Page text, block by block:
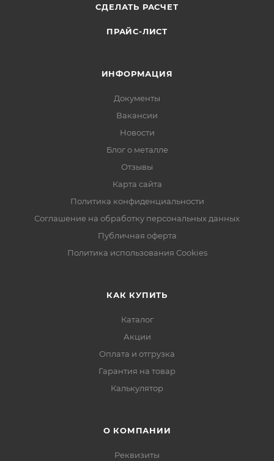
СДЕЛАТЬ РАСЧЕТ
ПРАЙС-ЛИСТ
ИНФОРМАЦИЯ
Документы
Вакансии
Новости
Блог о металле
Отзывы
Карта сайта
Политика конфиденциальности
Соглашение на обработку персональных данных
Публичная оферта
Политика использования Cookies
КАК КУПИТЬ
Каталог
Акции
Оплата и отгрузка
Гарантия на товар
Калькулятор
О КОМПАНИИ
Реквизиты